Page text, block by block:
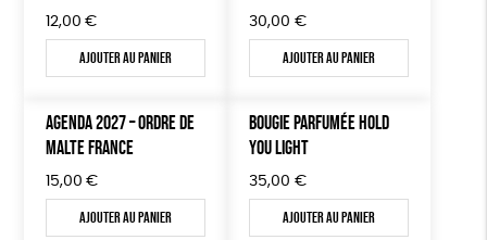
12,00 €
Ajouter au panier
30,00 €
Ajouter au panier
AGENDA 2027 – ORDRE DE
MALTE FRANCE
15,00 €
Ajouter au panier
BOUGIE PARFUMÉE HOLD
YOU LIGHT
35,00 €
Ajouter au panier